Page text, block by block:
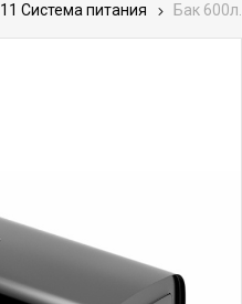
11 Система питания Бак